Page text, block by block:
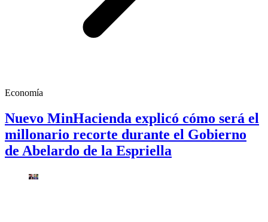
Economía
Nuevo MinHacienda explicó cómo será el
millonario recorte durante el Gobierno
de Abelardo de la Espriella